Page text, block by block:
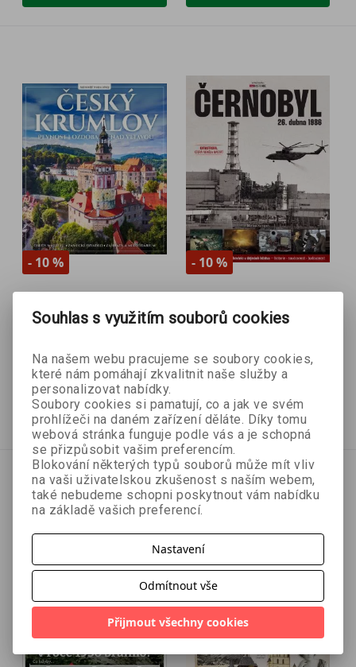
- 10 %
Veronika Řezníčková
314 Kč 349 Kč
Přidat do košíku
- 10 %
Michael Kerrigan
269 Kč
Přidat do košíku
Souhlas s využitím souborů cookies
Na našem webu pracujeme se soubory cookies,
které nám pomáhají zkvalitnit naše služby a
personalizovat nabídky.
Soubory cookies si pamatují, co a jak ve svém
prohlížeči na daném zařízení děláte. Díky tomu
webová stránka funguje podle vás a je schopná
se přizpůsobit vašim preferencím.
Blokování některých typů souborů může mít vliv
na vaši uživatelskou zkušenost s naším webem,
také nebudeme schopni poskytnout vám nabídku
na základě vašich preferencí.
Nastavení
Odmítnout vše
Přijmout všechny cookies